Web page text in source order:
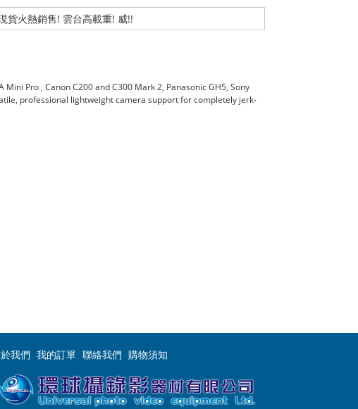
貨火熱銷售! 雲台高載重! 威!!
Pro , Canon C200 and C300 Mark 2, Panasonic GH5, Sony
professional lightweight camera support for completely jerk-
我們 我的訂單 聯絡我們 購物須知